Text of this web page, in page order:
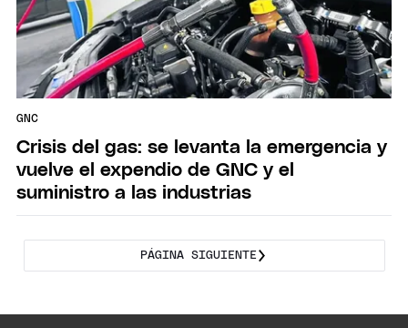
GNC
Crisis del gas: se levanta la emergencia y
vuelve el expendio de GNC y el
suministro a las industrias
PÁGINA SIGUIENTE